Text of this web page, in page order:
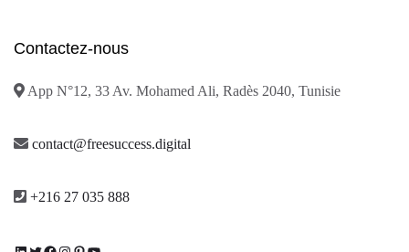
Contactez-nous
App N°12, 33 Av. Mohamed Ali, Radès 2040, Tunisie
contact@freesuccess.digital
+216 27 035 888